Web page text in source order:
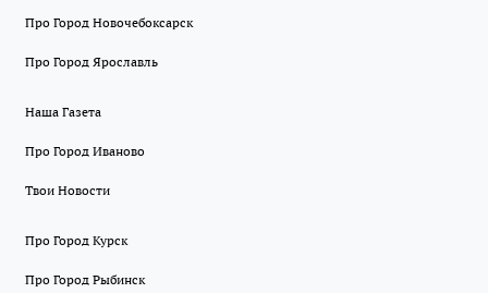
Про Город Новочебоксарск
Про Город Ярославль
Наша Газета
Про Город Иваново
Твои Новости
Про Город Курск
Про Город Рыбинск